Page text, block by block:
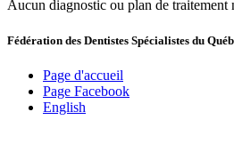
Aucun diagnostic ou plan de traitement
Fédération des Dentistes Spécialistes du
Page d'accueil
Page Facebook
English